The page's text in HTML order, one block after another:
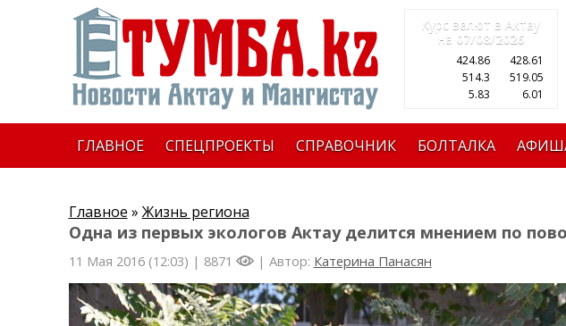
Курс валют в Актау
на 07/08/2026
424.86
428.61
514.3
519.05
5.83
6.01
ГЛАВНОЕ СПЕЦПРОЕКТЫ СПРАВОЧНИК БОЛТАЛКА
Главное » Жизнь региона
Одна из первых экологов Актау делится мнением по
11 Мая 2016 (12:03) | 8871 | Автор: Катерина Панасян